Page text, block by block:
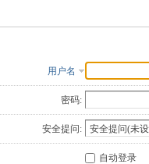
用户名
密码:
安全提问:
自动登录